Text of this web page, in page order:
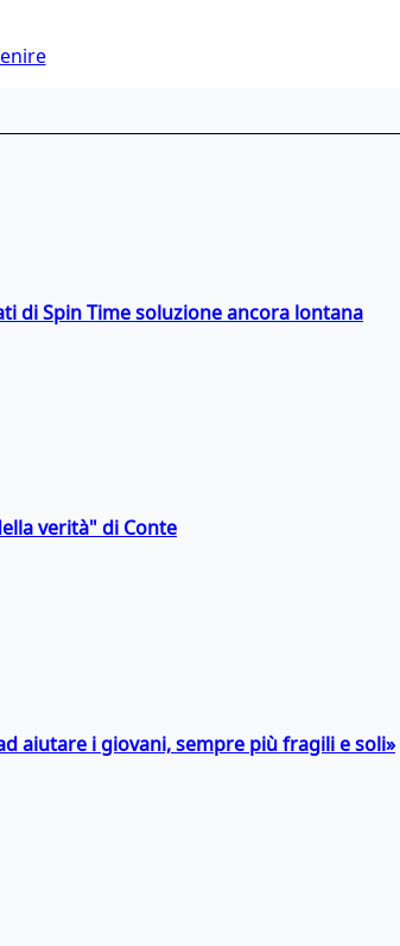
di Spin Time soluzione ancora lontana
verità" di Conte
aiutare i giovani, sempre più fragili e soli»